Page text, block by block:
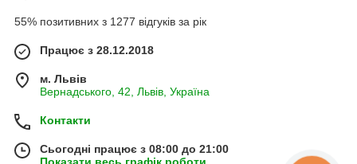
55% позитивних з 1277 відгуків за рік
Працює з 28.12.2018
м. Львів
Вернадського, 42, Львів, Україна
Контакти
Сьогодні працює з 08:00 до 21:00